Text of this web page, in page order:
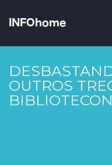
OUTROS